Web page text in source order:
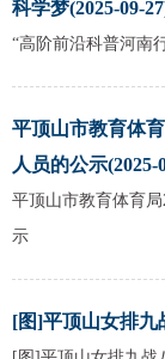
科学梦(2025-09-
“高阶前沿科普河南
平顶山市教育体
人员的公示(2025-
平顶山市教育体育
示
[图]平顶山女排九